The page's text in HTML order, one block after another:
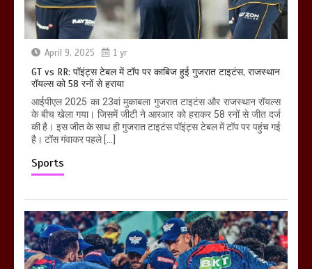
April 9, 2025 1 yr
GT vs RR: पॉइंट्स टेबल में टॉप पर काबिज हुई गुजरात टाइटंस, राजस्थान
रॉयल्स को 58 रनों से हराया
आईपीएल 2025 का 23वां मुकाबला गुजरात टाइटंस और राजस्थान रॉयल्स
के बीच खेला गया। जिसमें जीटी ने आरआर को हराकर 58 रनों से जीत दर्ज
की है। इस जीत के साथ ही गुजरात टाइटंस पॉइंट्स टेबल में टॉप पर पहुंच गई
है। टॉस गंवाकर पहले […]
Sports